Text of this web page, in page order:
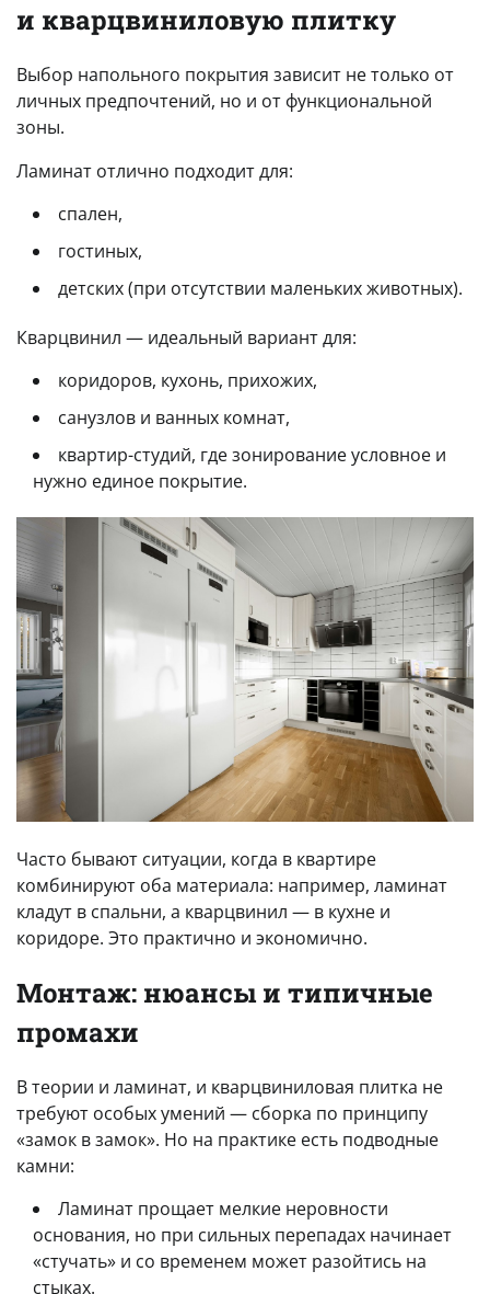
и кварцвиниловую плитку
Выбор напольного покрытия зависит не только от
личных предпочтений, но и от функциональной
зоны.
Ламинат отлично подходит для:
спален,
гостиных,
детских (при отсутствии маленьких животных).
Кварцвинил — идеальный вариант для:
коридоров, кухонь, прихожих,
санузлов и ванных комнат,
квартир-студий, где зонирование условное и
нужно единое покрытие.
Часто бывают ситуации, когда в квартире
комбинируют оба материала: например, ламинат
кладут в спальни, а кварцвинил — в кухне и
коридоре. Это практично и экономично.
Монтаж: нюансы и типичные
промахи
В теории и ламинат, и кварцвиниловая плитка не
требуют особых умений — сборка по принципу
«замок в замок». Но на практике есть подводные
камни:
Ламинат прощает мелкие неровности
основания, но при сильных перепадах начинает
«стучать» и со временем может разойтись на
стыках.